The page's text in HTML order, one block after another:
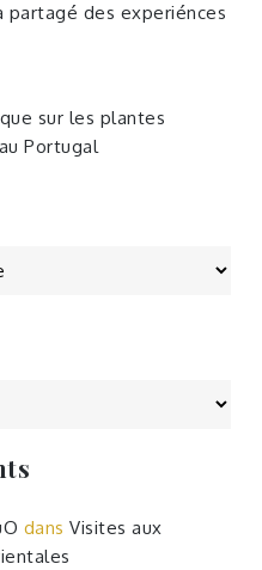
partagé des experiénces
sur les plantes
Portugal
dansVisites aux